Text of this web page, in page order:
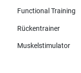
Functional Training
Rückentrainer
Muskelstimulator